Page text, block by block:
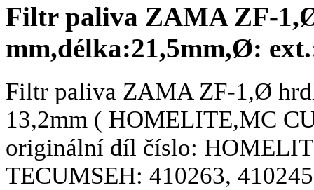
Filtr paliva ZAMA ZF-
mm,délka:21,5mm,Ø:
Filtr paliva ZAMA ZF-1,Ø
13,2mm ( HOMELITE,MC
originální díl číslo:
TECUMSEH: 410263,